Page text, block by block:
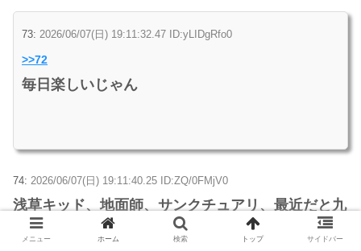
73: 2026/06/07(日) 19:11:32.47 ID:yLIDgRfo0
>>72
毎日楽しいじゃん
74: 2026/06/07(日) 19:11:40.25 ID:ZQ/0FMjV0
浅草キッド、地面師、サンクチュアリ、最近だと九
条の大罪とかくそ面白かったわ。地上波だとその手
メニュー ホーム 検索 トップ サイドバー